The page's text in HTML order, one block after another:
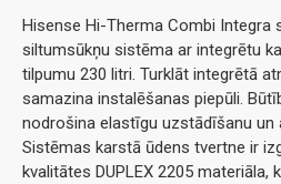
Hisense Hi-Therma Combi Integra
siltumsūkņu sistēma ar integrētu
tilpumu 230 litri. Turklāt integrētā
samazina instalēšanas piepūli.
nodrošina elastīgu uzstādīšanu un
Sistēmas karstā ūdens tvertne ir
kvalitātes DUPLEX 2205 materiāla,